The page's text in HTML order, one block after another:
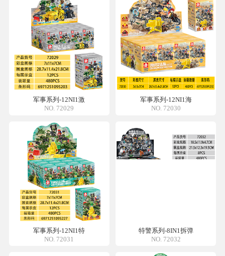
军事系列-12NI1激
NO. 72029
军事系列-12NI1海
NO. 72030
军事系列-12NI1特
NO. 72031
特警系列-8IN1拆弹
NO. 72032